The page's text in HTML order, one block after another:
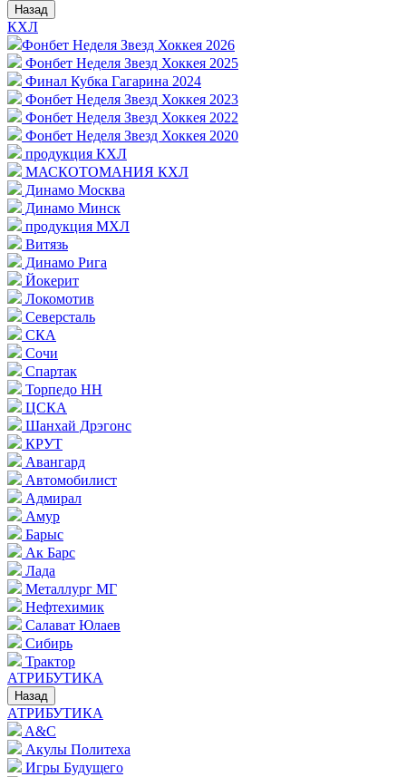
Назад
КХЛ
Фонбет Неделя Звезд Хоккея 2026
Фонбет Неделя Звезд Хоккея 2025
Финал Кубка Гагарина 2024
Фонбет Неделя Звезд Хоккея 2023
Фонбет Неделя Звезд Хоккея 2022
Фонбет Неделя Звезд Хоккея 2020
продукция КХЛ
МАСКОТОМАНИЯ КХЛ
Динамо Москва
Динамо Минск
продукция МХЛ
Витязь
Динамо Рига
Йокерит
Локомотив
Северсталь
СКА
Сочи
Спартак
Торпедо НН
ЦСКА
Шанхай Дрэгонс
КРУТ
Авангард
Автомобилист
Адмирал
Амур
Барыс
Ак Барс
Лада
Металлург МГ
Нефтехимик
Салават Юлаев
Сибирь
Трактор
АТРИБУТИКА
Назад
АТРИБУТИКА
A&C
Акулы Политеха
Игры Будущего